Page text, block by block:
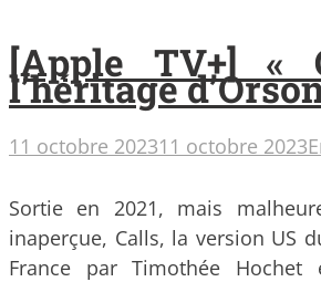
[Apple TV+] «
l’héritage
11 octobre 202311 octobre 2023
Sortie en 2021, mais
inaperçue, Calls, la version US
France par Timothée Hochet